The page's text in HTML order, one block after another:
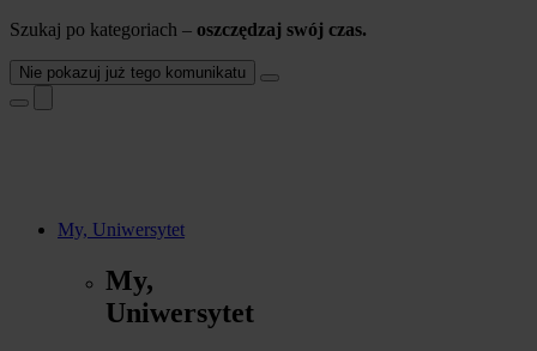
Szukaj po kategoriach – oszczędzaj swój czas.
Nie pokazuj już tego komunikatu
My, Uniwersytet
My,
Uniwersytet